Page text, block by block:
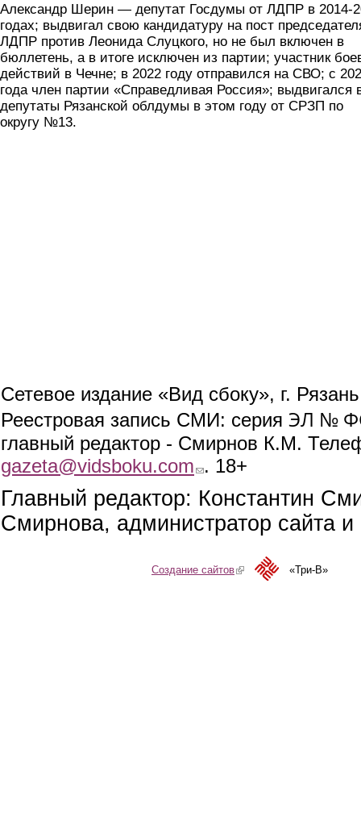
Александр Шерин — депутат Госдумы от ЛДПР в 2014-
годах; выдвигал свою кандидатуру на пост
ЛДПР против Леонида Слуцкого, но не был включен в
бюллетень, а в итоге исключен из партии; участник
действий в Чечне; в 2022 году отправился на СВО; с
года член партии «Справедливая Россия»; выдвигался
депутаты Рязанской облдумы в этом году от СРЗП по
округу №13.
Сетевое издание «Вид сбоку», г.
Реестровая запись СМИ: серия ЭЛ №
главный редактор - Смирнов К.М.
gazeta@vidsboku.com (link sends e-mail)
. 18+
Главный редактор: Константин
Смирнова, администратор сайта
Создание сайтов(link is external)«Три-В»